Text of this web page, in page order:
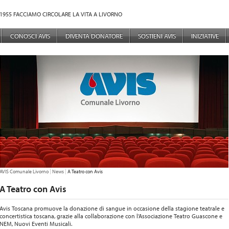
FACCIAMO CIRCOLARE LA VITA A LIVORNO
PRINCIPALE
CONOSCI AVIS DIVENTA DONATORE SOSTIENI AVIS INIZIATIVE
TU SEI QUI:
AVIS Comunale Livorno News A Teatro con Avis
A Teatro con Avis
Avis Toscana promuove la donazione di sangue in occasione della stagione teatrale e
concertistica toscana, grazie alla collaborazione con l’Associazione Teatro Guascone e
NEM, Nuovi Eventi Musicali.